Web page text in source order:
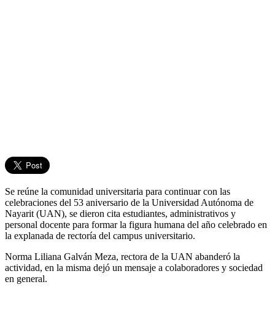
Se reúne la comunidad universitaria para continuar con las
celebraciones del 53 aniversario de la Universidad Autónoma de
Nayarit (UAN), se dieron cita estudiantes, administrativos y
personal docente para formar la figura humana del año celebrado en
la explanada de rectoría del campus universitario.
Norma Liliana Galván Meza, rectora de la UAN abanderó la
actividad, en la misma dejó un mensaje a colaboradores y sociedad
en general.